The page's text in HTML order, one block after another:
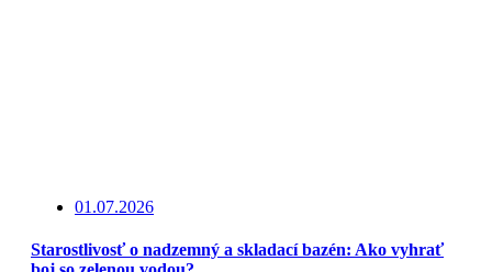
01.07.2026
Starostlivosť o nadzemný a skladací bazén: Ako vyhrať